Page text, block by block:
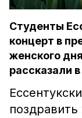
Студенты
концерт в
женского
рассказали